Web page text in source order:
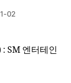
02
SM 엔터테인